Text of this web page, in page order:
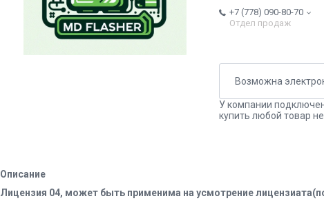
+7 (778) 090-80-70
Отдел продаж
У компании
купить любой товар
Описание
Лицензия 04, может быть применима на усмотрение